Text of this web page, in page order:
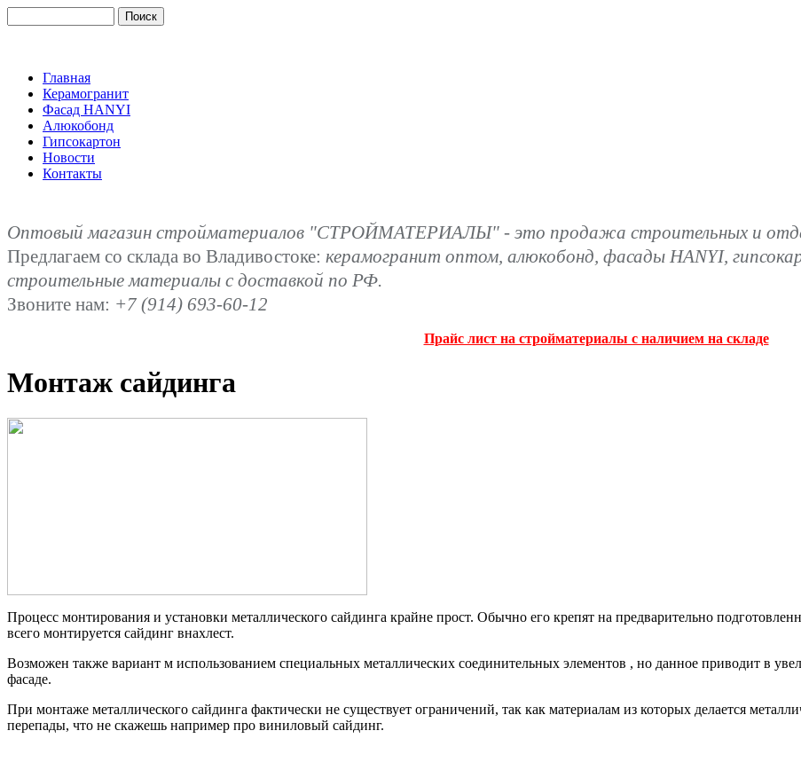
Главная
Керамогранит
Фасад HANYI
Алюкобонд
Гипсокартон
Новости
Контакты
Оптовый магазин стройматериалов "СТРОЙМАТЕРИАЛЫ" - это продажа строительных и
Предлагаем со склада во Владивостоке: керамогранит оптом, алюкобонд, фасады HANYI,
строительные материалы с доставкой по РФ.
Звоните нам: +7 (914) 693-60-12
Прайс лист на стройматериалы с наличием на складе
Монтаж сайдинга
Процесс монтирования и установки металлического сайдинга крайне прост. Обычно его крепят на предварительно
всего монтируется сайдинг внахлест.
Возможен также вариант м использованием специальных металлических соединительных элементов , но данное приводит в
фасаде.
При монтаже металлического сайдинга фактически не существует ограничений, так как материалам из которых делается
перепады, что не скажешь например про виниловый сайдинг.